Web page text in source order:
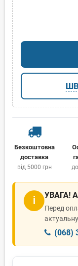
Безкоштовна
доставка
від 5000 грн
ℹ УВАГА!
Перед
(068)